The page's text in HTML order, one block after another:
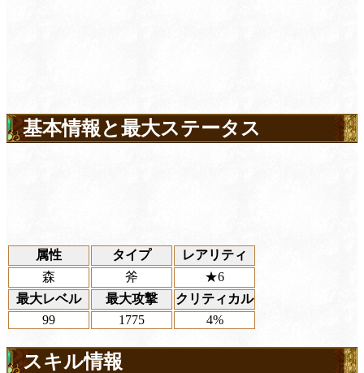
基本情報と最大ステータス
属性 タイプ
レアリティ
森
斧
★6
最大レベル
最大攻撃
クリティカル
99
1775 4%
スキル情報